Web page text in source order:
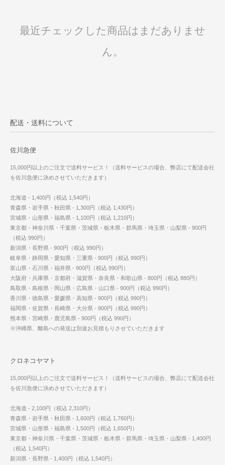
最近チェックした商品はまだありませ
ん。
配送・送料について
佐川急便
15,000円以上のご注文で送料サービス！（送料サービスの場合、弊店にて配送会社
を佐川急便に決めさせていただきます）
北海道 - 1,400円（税込 1,540円）
青森県・岩手県・秋田県 - 1,300円（税込 1,430円）
宮城県・山形県・福島県 - 1,100円（税込 1,210円）
東京都・神奈川県・千葉県・茨城県・栃木県・群馬県・埼玉県・山梨県 - 900円
（税込 990円）
新潟県・長野県 - 900円（税込 990円）
岐阜県・静岡県・愛知県・三重県 - 900円（税込 990円）
富山県・石川県・福井県 - 900円（税込 990円）
大阪府・兵庫県・京都府・滋賀県・奈良県・和歌山県 - 800円（税込 880円）
鳥取県・島根県・岡山県・広島県・山口県 - 900円（税込 990円）
香川県・徳島県・愛媛県・高知県 - 900円（税込 990円）
福岡県・佐賀県・長崎県・大分県 - 900円（税込 990円）
熊本県・宮崎県・鹿児島県 - 900円（税込 990円）
※沖縄県、離島への発送は別途お見積もりさせていただきます
クロネコヤマト
15,000円以上のご注文で送料サービス！（送料サービスの場合、弊店にて配送会社
を佐川急便に決めさせていただきます）
北海道 - 2,100円（税込 2,310円）
青森県・岩手県・秋田県 - 1,600円（税込 1,760円）
宮城県・山形県・福島県 - 1,500円（税込 1,650円）
東京都・神奈川県・千葉県・茨城県・栃木県・群馬県・埼玉県・山梨県 - 1,400円
（税込 1,540円）
新潟県・長野県 - 1,400円（税込 1,540円）